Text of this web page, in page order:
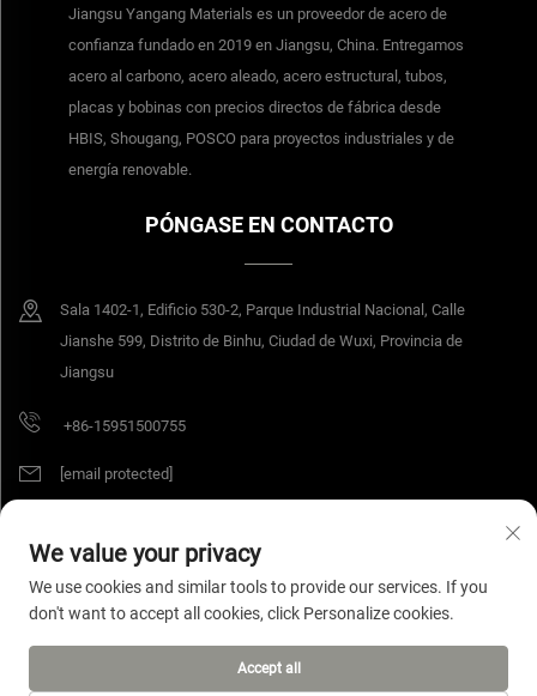
Jiangsu Yangang Materials es un proveedor de acero de
confianza fundado en 2019 en Jiangsu, China. Entregamos
acero al carbono, acero aleado, acero estructural, tubos,
placas y bobinas con precios directos de fábrica desde
HBIS, Shougang, POSCO para proyectos industriales y de
energía renovable.
PÓNGASE EN CONTACTO
Sala 1402-1, Edificio 530-2, Parque Industrial Nacional, Calle
Jianshe 599, Distrito de Binhu, Ciudad de Wuxi, Provincia de
Jiangsu
+86-15951500755
[email protected]
Derechos de autor © 2025 Jiangsu Yangang Materials Co., Ltd. Todos los
derechos reservados. Política de privacidad
We value your privacy
We use cookies and similar tools to provide our services. If you
don't want to accept all cookies, click Personalize cookies.
Accept all